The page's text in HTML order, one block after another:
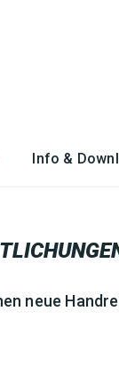
Info &
neue